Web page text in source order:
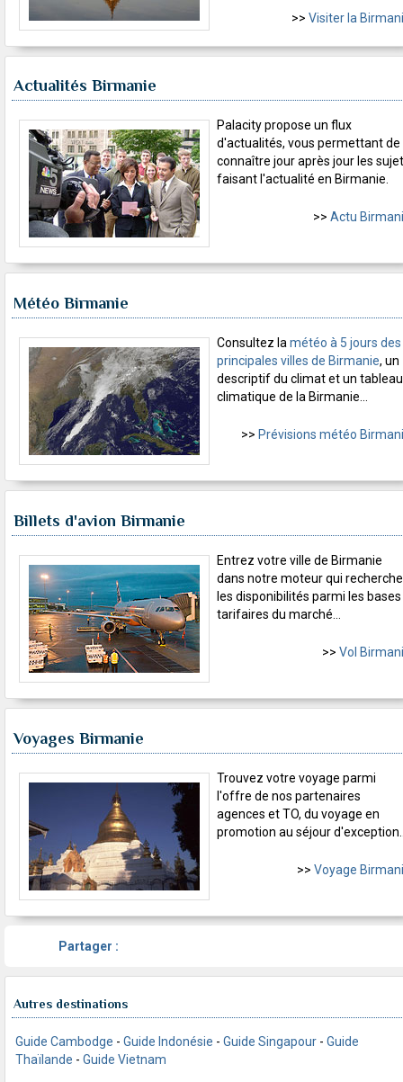
>> Visiter la
Actualités Birmanie
Palacity propose un flux
d'actualités, vous permettant de
connaître jour après jour les
faisant l'actualité en Birmanie.
>> Actu
Météo Birmanie
Consultez lamétéo à 5 jours des
principales villes de Birmanie, un
descriptif du climat et un tableau
climatique de la Birmanie...
>> Prévisions météo
Billets d'avion Birmanie
Entrez votre ville de Birmanie
dans notre moteur qui recherche
les disponibilités parmi les bases
tarifaires du marché...
>> Vol
Voyages Birmanie
Trouvez votre voyage parmi
l'offre de nos partenaires
agences et TO, du voyage en
promotion au séjour
>> Voyage
Partager :
Autres destinations
Guide Cambodge - Guide Indonésie - Guide Singapour - Guide
Thaïlande - Guide Vietnam